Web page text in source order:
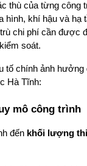
thù của từng công
hình, khí hậu và hạ
chi phí cần được
soát.
tố chính ảnh hưởng
Hà Tĩnh:
mô công trình
đến khối lượng